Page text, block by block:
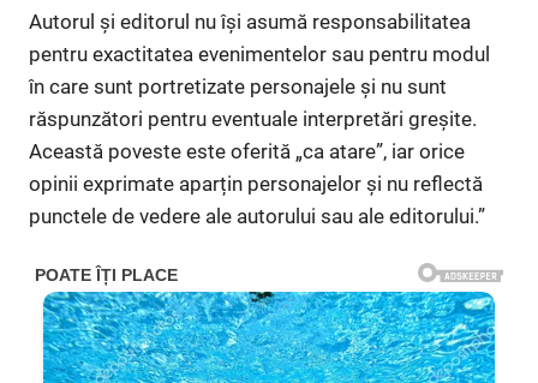
Autorul și editorul nu își asumă responsabilitatea
pentru exactitatea evenimentelor sau pentru modul
în care sunt portretizate personajele și nu sunt
răspunzători pentru eventuale interpretări greșite.
Această poveste este oferită „ca atare”, iar orice
opinii exprimate aparțin personajelor și nu reflectă
punctele de vedere ale autorului sau ale editorului.”